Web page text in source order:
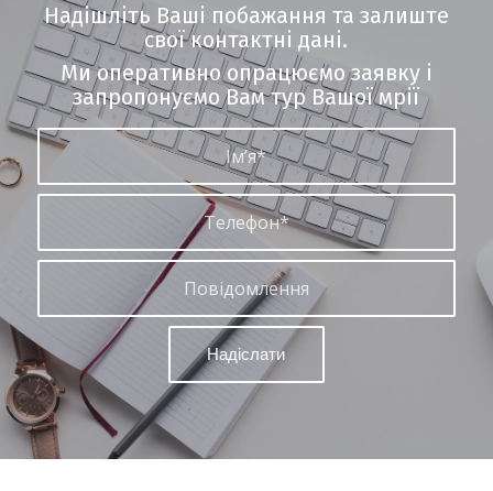
Надішліть Ваші побажання та залиште
свої контактні дані.
Ми оперативно опрацюємо заявку і
запропонуємо Вам тур Вашої мрії